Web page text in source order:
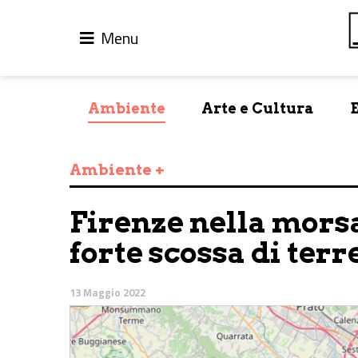
Menu
Ambiente Arte e Cultura
Ambiente +
Firenze nella
forte scossa di
13 Maggio 2022